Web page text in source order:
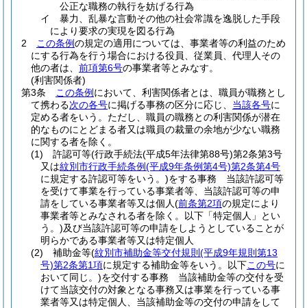
公正な職務の執行を妨げる行為
イ
暴力、乱暴な言動その他の社会常識を逸脱した手段
により要求の実現を図る行為
2
この条例の規定の適用については、事業者等の利益のため
にする行為を行う場合における役員、従業員、代理人その
他の者は、 前項第6号の事業者等とみなす。
(利害関係者)
第3条
この条例 において、利害関係者とは、職員が職務とし
て携わる次の各号に掲げる事務の区分に応じ、 当該各号に
定める者をいう。 ただし、職員の職務との利害関係が潜在
的なものにとどまる者又は職員の裁量の余地が少ない職務
に関する者を除く。
(1)
許認可等(行政手続法(平成5年法律第88号)第2条第3号
又は紋別市行政手続条例(平成9年条例第4号)第2条第4号
に規定する許認可等をいう。)をする事務 当該許認可等
を受けて事業を行っている事業者等、当該許認可等の申
請をしている事業者等又は個人(前条第2項の規定により
事業者等とみなされる者を除く。以下「特定個人」とい
う。)及び当該許認可等の申請をしようとしていることが
明らかである事業者等又は特定個人
(2)
補助金等(紋別市補助金等交付規則 (平成9年規則第13
号)第2条第1項に規定する補助金等をいう。以下この号に
おいて同じ。)を交付する事務 当該補助金等の交付を受
けて当該交付の対象となる事務又は事業を行っている事
業者等又は特定個人、当該補助金等の交付の申請をして